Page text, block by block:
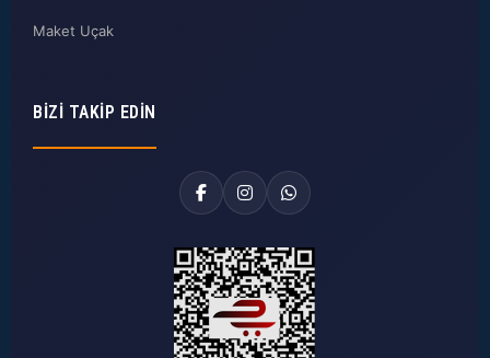
Maket Uçak
BIZI TAKIP EDIN